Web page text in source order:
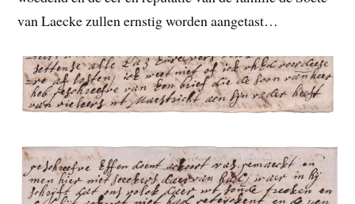
van Laecke zullen ernstig worden aangetast…